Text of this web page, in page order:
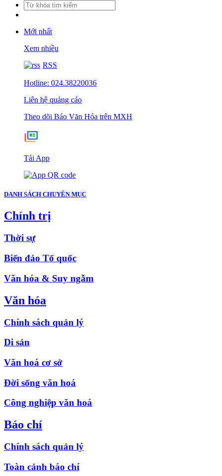
Mới nhất
Xem nhiều
RSS
Hotline: 024.38220036
Liên hệ quảng cáo
Theo dõi Báo Văn Hóa trên MXH
Tải App
DANH SÁCH CHUYÊN MỤC
Chính trị
Thời sự
Biển đảo Tổ quốc
Văn hóa & Suy ngẫm
Văn hóa
Chính sách quản lý
Di sản
Văn hoá cơ sở
Đời sống văn hoá
Công nghiệp văn hoá
Báo chí
Chính sách quản lý
Toàn cảnh báo chí